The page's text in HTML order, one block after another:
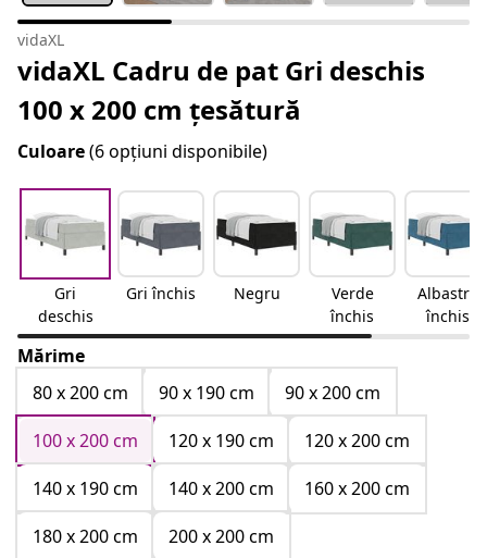
vidaXL
vidaXL Cadru de pat Gri deschis
100 x 200 cm țesătură
Culoare(6 opțiuni disponibile)
Gri
deschis
Gri închis Negru
Verde
închis
Albastru
închis
Mărime
80 x 200 cm
90 x 190 cm
90 x 200 cm
100 x 200 cm
120 x 190 cm
120 x 200 cm
140 x 190 cm
140 x 200 cm
160 x 200 cm
180 x 200 cm
200 x 200 cm